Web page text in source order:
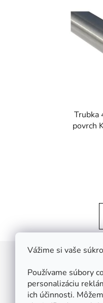
Vážime si vaše
Používame súbory
personalizáciu
ich účinnosti.
Trubka
povrch
Štefan
Cukrová 10